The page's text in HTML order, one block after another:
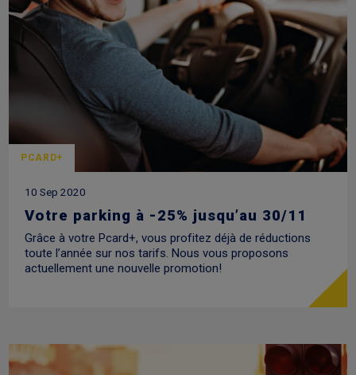
PCARD+
10 Sep 2020
Votre parking à -25% jusqu’au 30/11
Grâce à votre Pcard+, vous profitez déjà de réductions
toute l’année sur nos tarifs. Nous vous proposons
actuellement une nouvelle promotion!